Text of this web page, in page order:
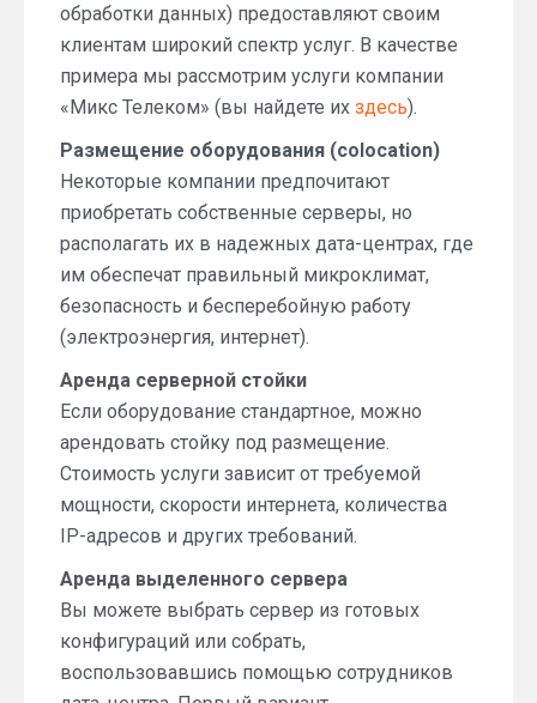
обработки данных) предоставляют своим
клиентам широкий спектр услуг. В качестве
примера мы рассмотрим услуги компании
«Микс Телеком» (вы найдете их здесь).
Размещение оборудования (colocation)
Некоторые компании предпочитают
приобретать собственные серверы, но
располагать их в надежных дата-центрах, где
им обеспечат правильный микроклимат,
безопасность и бесперебойную работу
(электроэнергия, интернет).
Аренда серверной стойки
Если оборудование стандартное, можно
арендовать стойку под размещение.
Стоимость услуги зависит от требуемой
мощности, скорости интернета, количества
IP-адресов и других требований.
Аренда выделенного сервера
Вы можете выбрать сервер из готовых
конфигураций или собрать,
воспользовавшись помощью сотрудников